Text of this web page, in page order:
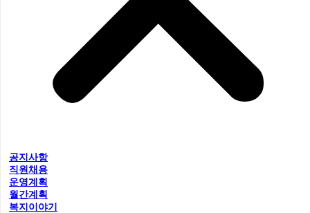
공지사항
직원채용
운영계획
월간계획
복지이야기